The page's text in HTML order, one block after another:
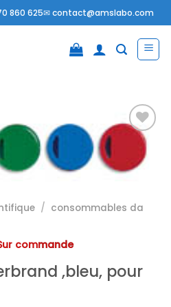
860 625✉contact@amslabo.com
Ajouter
d’envies
/ consommables da
commande
,bleu, pour